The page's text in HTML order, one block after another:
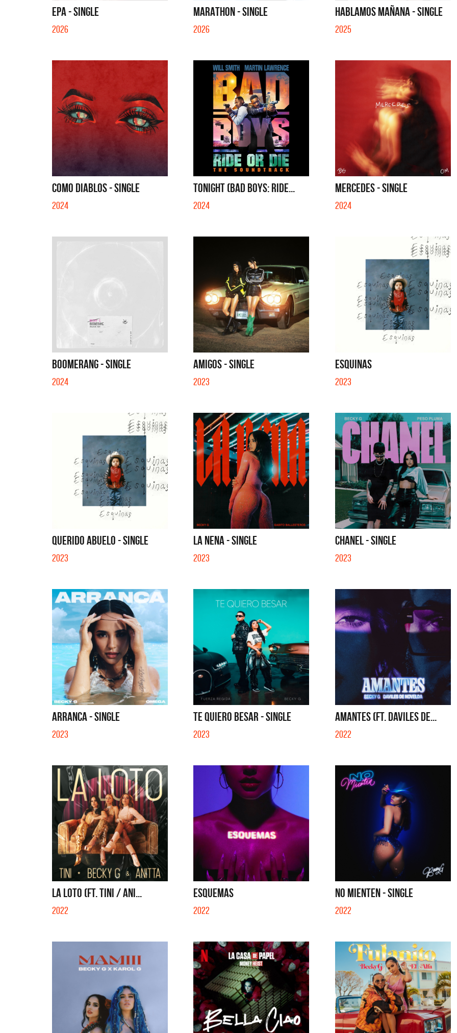
EPA - SINGLE
2026
MARATHON - SINGLE
2026
HABLAMOS MAÑANA - SINGLE
2025
COMO DIABLOS - SINGLE
2024
TONIGHT (BAD BOYS: RIDE...
2024
MERCEDES - SINGLE
2024
BOOMERANG - SINGLE
2024
AMIGOS - SINGLE
2023
ESQUINAS
2023
QUERIDO ABUELO - SINGLE
2023
LA NENA - SINGLE
2023
CHANEL - SINGLE
2023
ARRANCA - SINGLE
2023
TE QUIERO BESAR - SINGLE
2023
AMANTES (FT. DAVILES DE...
2022
LA LOTO (FT. TINI / ANI...
2022
ESQUEMAS
2022
NO MIENTEN - SINGLE
2022
La Muela y Sus Amigos
QUE NO SE MUELA LA MUELA - SINGLE